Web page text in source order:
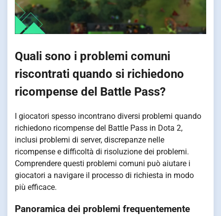
Quali sono i problemi comuni
riscontrati quando si richiedono
ricompense del Battle Pass?
I giocatori spesso incontrano diversi problemi quando
richiedono ricompense del Battle Pass in Dota 2,
inclusi problemi di server, discrepanze nelle
ricompense e difficoltà di risoluzione dei problemi.
Comprendere questi problemi comuni può aiutare i
giocatori a navigare il processo di richiesta in modo
più efficace.
Panoramica dei problemi frequentemente